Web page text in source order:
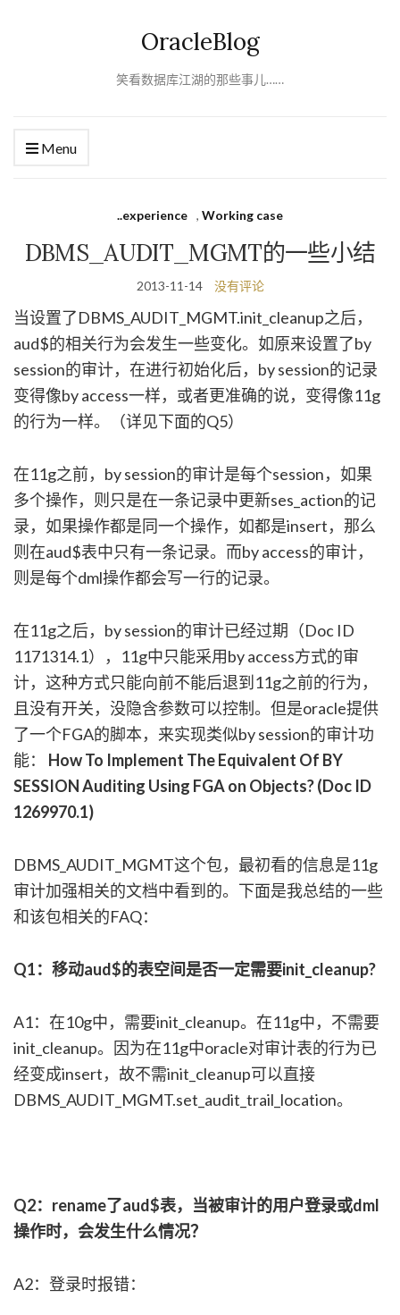
OracleBlog
笑看数据库江湖的那些事儿……
Menu
..experience , Working case
DBMS_AUDIT_MGMT的一些小结
2013-11-14 没有评论
当设置了DBMS_AUDIT_MGMT.init_cleanup之后，
aud$的相关行为会发生一些变化。如原来设置了by
session的审计，在进行初始化后，by session的记录
变得像by access一样，或者更准确的说，变得像11g
的行为一样。（详见下面的Q5）
在11g之前，by session的审计是每个session，如果
多个操作，则只是在一条记录中更新ses_action的记
录，如果操作都是同一个操作，如都是insert，那么
则在aud$表中只有一条记录。而by access的审计，
则是每个dml操作都会写一行的记录。
在11g之后，by session的审计已经过期（Doc ID
1171314.1），11g中只能采用by access方式的审
计，这种方式只能向前不能后退到11g之前的行为，
且没有开关，没隐含参数可以控制。但是oracle提供
了一个FGA的脚本，来实现类似by session的审计功
能： How To Implement The Equivalent Of BY
SESSION Auditing Using FGA on Objects? (Doc ID
1269970.1)
DBMS_AUDIT_MGMT这个包，最初看的信息是11g
审计加强相关的文档中看到的。下面是我总结的一些
和该包相关的FAQ：
Q1：移动aud$的表空间是否一定需要init_cleanup?
A1：在10g中，需要init_cleanup。在11g中，不需要
init_cleanup。因为在11g中oracle对审计表的行为已
经变成insert，故不需init_cleanup可以直接
DBMS_AUDIT_MGMT.set_audit_trail_location。
Q2：rename了aud$表，当被审计的用户登录或dml
操作时，会发生什么情况？
A2：登录时报错：